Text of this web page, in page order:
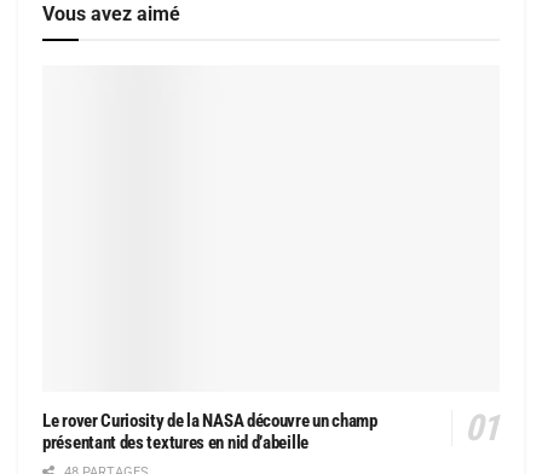
Vous avez aimé
Le rover Curiosity de la NASA découvre un champ
présentant des textures en nid d’abeille